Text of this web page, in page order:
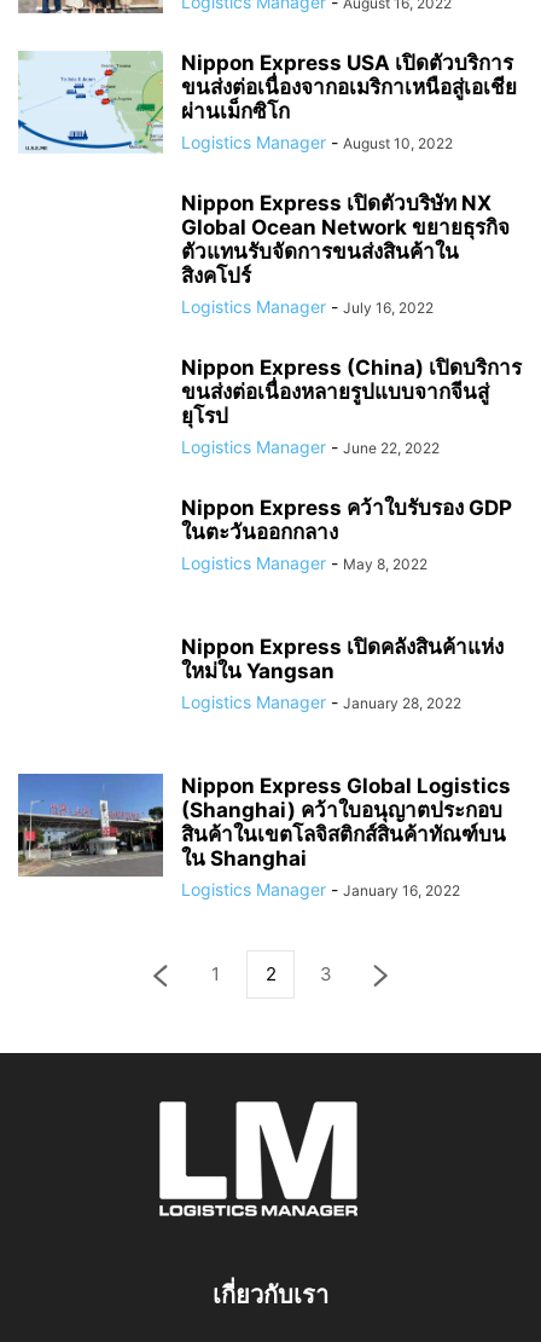
Nippon Express USA เปิดตัวบริการ
ขนส่งต่อเนื่องจากอเมริกาเหนือสู่เอเชีย
ผ่านเม็กซิโก
Logistics Manager - August 10, 2022
Nippon Express เปิดตัวบริษัท NX
Global Ocean Network ขยายธุรกิจ
ตัวแทนรับจัดการขนส่งสินค้าใน
สิงคโปร์
Logistics Manager - July 16, 2022
Nippon Express (China) เปิดบริการ
ขนส่งต่อเนื่องหลายรูปแบบจากจีนสู่
ยุโรป
Logistics Manager - June 22, 2022
Nippon Express คว้าใบรับรอง GDP
ในตะวันออกกลาง
Logistics Manager - May 8, 2022
Nippon Express เปิดคลังสินค้าแห่ง
ใหม่ใน Yangsan
Logistics Manager - January 28, 2022
Nippon Express Global Logistics
(Shanghai) คว้าใบอนุญาตประกอบ
สินค้าในเขตโลจิสติกส์สินค้าทัณฑ์บน
ใน Shanghai
Logistics Manager - January 16, 2022
1 2 3
เกี่ยวกับเรา